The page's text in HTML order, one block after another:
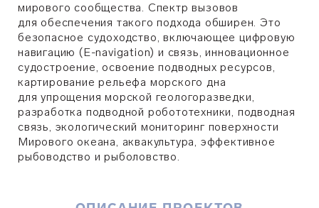
мирового сообщества. Спектр вызовов
для обеспечения такого подхода обширен. Это
безопасное судоходство, включающее цифровую
навигацию (E-navigation) и связь, инновационное
судостроение, освоение подводных ресурсов,
картирование рельефа морского дна
для упрощения морской геологоразведки,
разработка подводной робототехники, подводная
связь, экологический мониторинг поверхности
Мирового океана, аквакультура, эффективное
рыбоводство и рыболовство.